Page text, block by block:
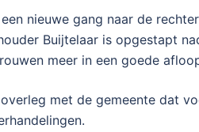
nieuwe gang naar de
Buijtelaar is opgestapt
meer in een goede
overleg met de gemeente dat